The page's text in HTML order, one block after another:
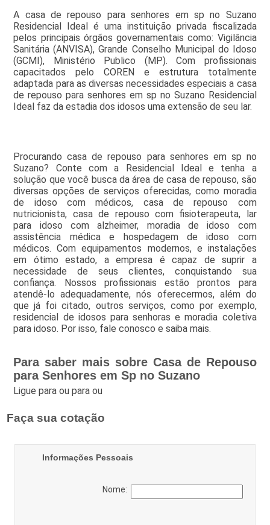
A casa de repouso para senhores em sp no Suzano
Residencial Ideal é uma instituição privada fiscalizada
pelos principais órgãos governamentais como: Vigilância
Sanitária (ANVISA), Grande Conselho Municipal do Idoso
(GCMI), Ministério Publico (MP). Com profissionais
capacitados pelo COREN e estrutura totalmente
adaptada para as diversas necessidades especiais a casa
de repouso para senhores em sp no Suzano Residencial
Ideal faz da estadia dos idosos uma extensão de seu lar.
Procurando casa de repouso para senhores em sp no
Suzano? Conte com a Residencial Ideal e tenha a
solução que você busca da área de casa de repouso, são
diversas opções de serviços oferecidas, como moradia
de idoso com médicos, casa de repouso com
nutricionista, casa de repouso com fisioterapeuta, lar
para idoso com alzheimer, moradia de idoso com
assistência médica e hospedagem de idoso com
médicos. Com equipamentos modernos, e instalações
em ótimo estado, a empresa é capaz de suprir a
necessidade de seus clientes, conquistando sua
confiança. Nossos profissionais estão prontos para
atendê-lo adequadamente, nós oferecermos, além do
que já foi citado, outros serviços, como por exemplo,
residencial de idosos para senhoras e moradia coletiva
para idoso. Por isso, fale conosco e saiba mais.
Para saber mais sobre Casa de Repouso
para Senhores em Sp no Suzano
Ligue paraou paraou
Faça sua cotação
Informações Pessoais
Nome: